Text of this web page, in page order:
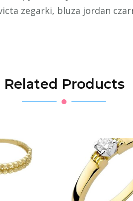
zegarki, bluza jordan
Related Products